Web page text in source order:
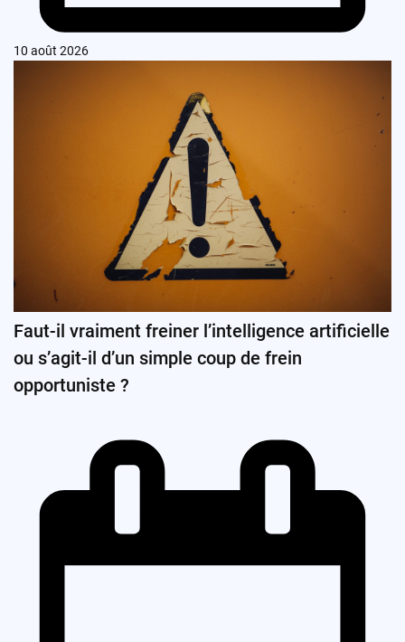
10 août 2026
Faut-il vraiment freiner l’intelligence artificielle
ou s’agit-il d’un simple coup de frein
opportuniste ?